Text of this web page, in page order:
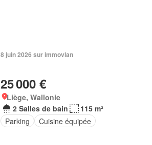
8 juin 2026 sur immovlan
25 000 €
Liège, Wallonie
2 Salles de bain
115 m²
Parking
Cuisine équipée